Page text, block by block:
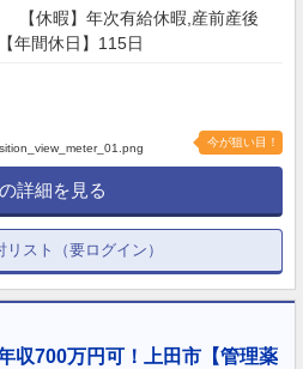
【休暇】年次有給休暇,産前産後
間休日】115日
今が狙い目！
詳細を見る
リスト（要ログイン）
収700万円可！上田市【管理薬